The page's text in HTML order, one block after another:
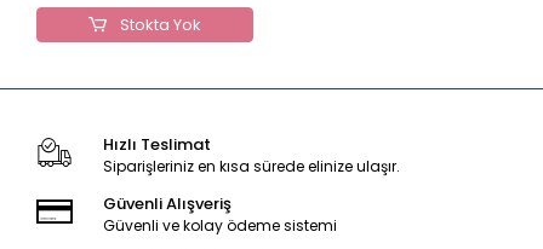
Stokta Yok
Hızlı Teslimat
Siparişleriniz en kısa sürede elinize ulaşır.
Güvenli Alışveriş
Güvenli ve kolay ödeme sistemi